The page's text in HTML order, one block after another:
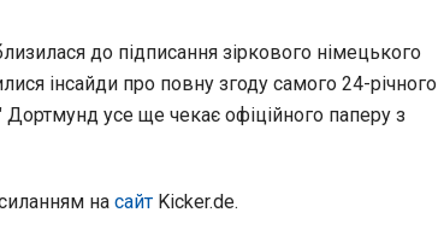
до підписання зіркового німецького
інсайди про повну згоду самого 24-річного
Дортмунд усе ще чекає офіційного паперу з
на сайт Kicker.de.